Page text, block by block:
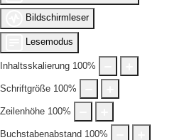
Bildschirmleser
Lesemodus
Inhaltsskalierung 100%
Schriftgröße 100%
Zeilenhöhe 100%
Buchstabenabstand 100%